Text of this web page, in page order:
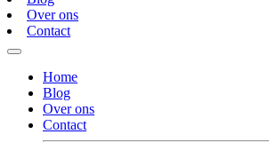
Over ons
Contact
Home
Blog
Over ons
Contact